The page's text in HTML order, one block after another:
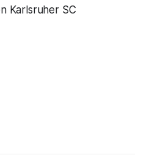
Karlsruher SC